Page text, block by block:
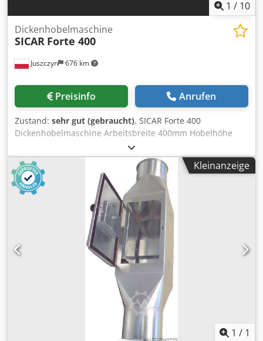
1 / 10
Juszczyn 676 km
Dickenhobelmaschine
SICAR Forte 400
Preisinfo Anrufen
Zustand: sehr gut (gebraucht), SICAR Forte 400
Dickenhobelmaschine Arbeitsbreite 400mm Hobelhöhe
300mm Welle mit konventionellen Messern 4-Messer-Welle
Wellendrehzahl 5200r.p.m. Elektrisches Heben und Senken
der Arbeitsfläche Csdpfjt Rp Hxsx Ai Rsrf 3kw Hauptmotor
Vorschub mit 3 Geschwindigkeiten CE-zertifiziert
Kleinanzeige
1 / 1